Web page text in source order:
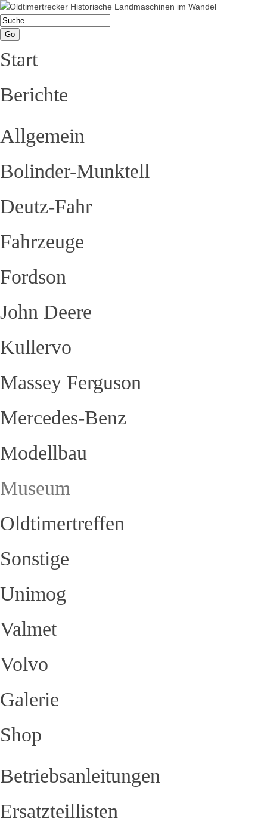
Go
Start
Berichte
Allgemein
Bolinder-Munktell
Deutz-Fahr
Fahrzeuge
Fordson
John Deere
Kullervo
Massey Ferguson
Mercedes-Benz
Modellbau
Museum
Oldtimertreffen
Sonstige
Unimog
Valmet
Volvo
Galerie
Shop
Betriebsanleitungen
Ersatzteillisten